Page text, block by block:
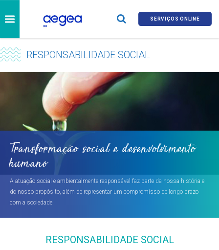
SERVIÇOS ONLINE
RESPONSABILIDADE SOCIAL
Transformação social e desenvolvimento
humano
A atuação social e ambientalmente responsável faz parte da nossa história e
do nosso propósito, além de representar um compromisso de longo prazo
com a sociedade.
RESPONSABILIDADE SOCIAL